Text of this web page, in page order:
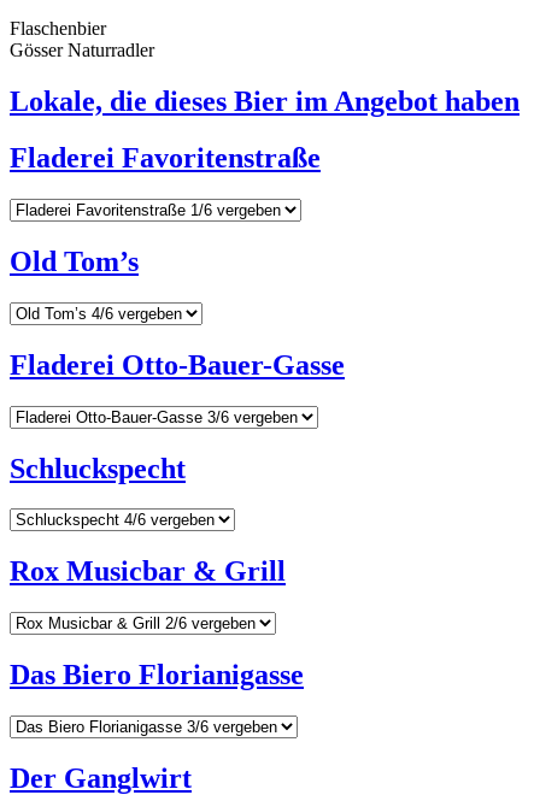
Flaschenbier
Gösser Naturradler
Lokale, die dieses Bier im Angebot haben
Fladerei Favoritenstraße
Old Tom’s
Fladerei Otto-Bauer-Gasse
Schluckspecht
Rox Musicbar & Grill
Das Biero Florianigasse
Der Ganglwirt